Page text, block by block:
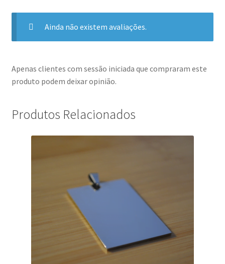
Ainda não existem avaliações.
Apenas clientes com sessão iniciada que compraram este
produto podem deixar opinião.
Produtos Relacionados